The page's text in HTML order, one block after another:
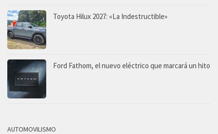
Toyota Hilux 2027: «La Indestructible»
Ford Fathom, el nuevo eléctrico que marcará un hito
AUTOMOVILISMO